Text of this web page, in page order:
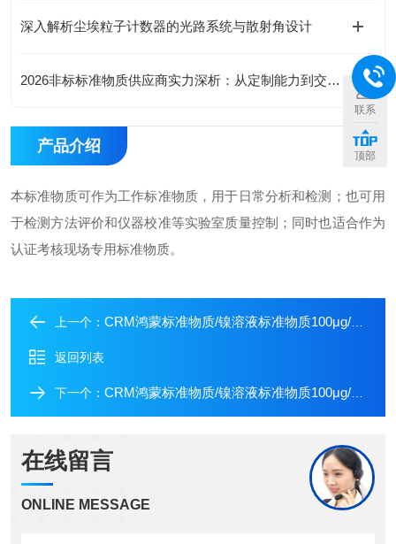
深入解析尘埃粒子计数器的光路系统与散射角设计
2026非标标准物质供应商实力深析：从定制能力到交付时效，精选北京海岸鸿蒙
产品介绍
本标准物质可作为工作标准物质，用于日常分析和检测；也可用
于检测方法评价和仪器校准等实验室质量控制；同时也适合作为
认证考核现场专用标准物质。
上一个： CRM鸿蒙标准物质/镍溶液标准物质100μg/mL100mL
返回列表
下一个： CRM鸿蒙标准物质/镍溶液标准物质100μg/mL20mL
在线留言
ONLINE MESSAGE
联系
顶部